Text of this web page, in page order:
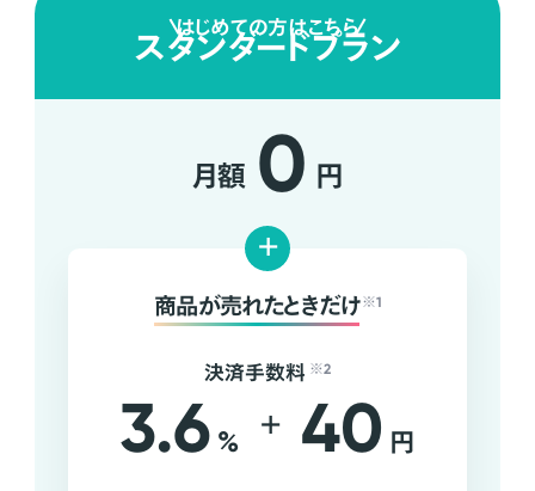
はじめての方はこちら
スタンダードプラン
月額 0 円
+
商品が売れたときだけ ※1
決済手数料 ※2
3.6 % + 40 円